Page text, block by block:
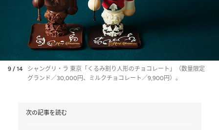
9 / 14
シャングリ・ラ 東京「くるみ割り人形のチョコレート」（数量限定
グランド／30,000円、ミルクチョコレート／9,900円）。
次の記事を読む